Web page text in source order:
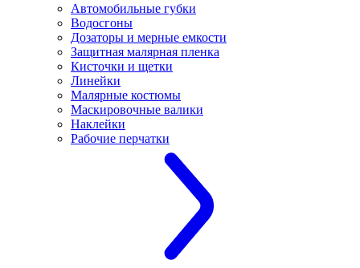
Автомобильные губки
Водосгоны
Дозаторы и мерные емкости
Защитная малярная пленка
Кисточки и щетки
Линейки
Малярные костюмы
Маскировочные валики
Наклейки
Рабочие перчатки